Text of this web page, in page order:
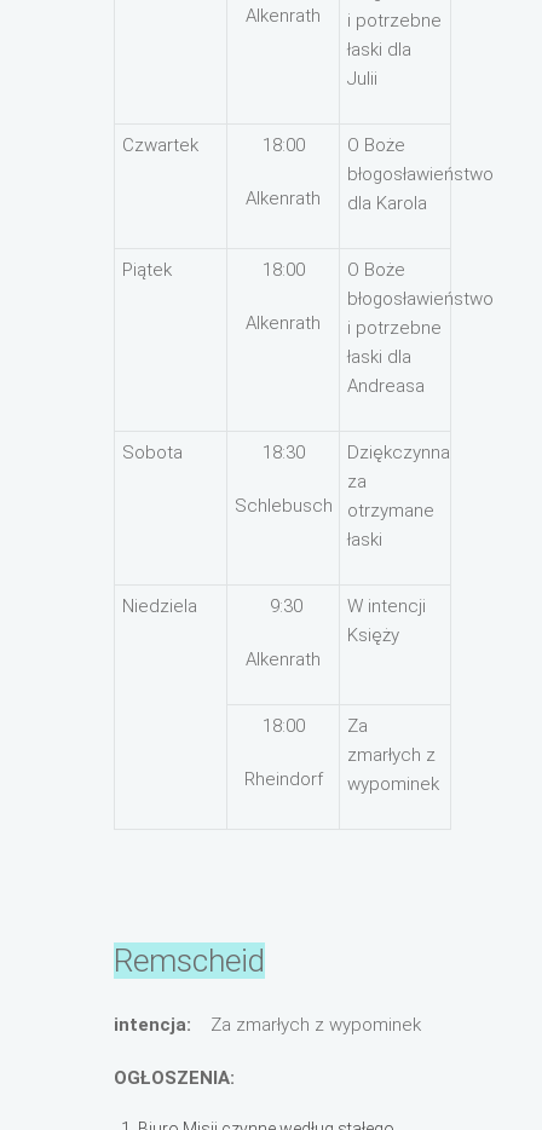
Alkenrath
i potrzebne
łaski dla
Julii
Czwartek 18:00
Alkenrath
O Boże
błogosławieństwo
dla Karola
Piątek 18:00
Alkenrath
O Boże
błogosławieństwo
i potrzebne
łaski dla
Andreasa
Sobota 18:30
Schlebusch
Dziękczynna
za
otrzymane
łaski
Niedziela 9:30
Alkenrath
W intencji
Księży
18:00
Rheindorf
Za
zmarłych z
wypominek
Remscheid
intencja: Za zmarłych z wypominek
OGŁOSZENIA: